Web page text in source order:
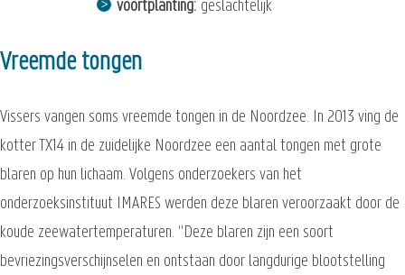
voortplanting geslachtelijk
Vreemde tongen
Vissers vangen soms vreemde tongen in de Noordzee. In 2013 ving de
kotter TX14 in de zuidelijke Noordzee een aantal tongen met grote
blaren op hun lichaam. Volgens onderzoekers van het
onderzoeksinstituut IMARES werden deze blaren veroorzaakt door de
koude zeewatertemperaturen. "Deze blaren zijn een soort
bevriezingsverschijnselen en ontstaan door langdurige blootstelling